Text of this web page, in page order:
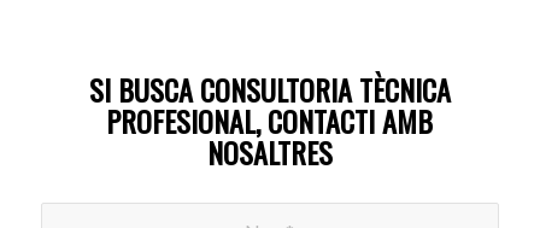
SI BUSCA CONSULTORIA TÈCNICA
PROFESIONAL, CONTACTI AMB
NOSALTRES